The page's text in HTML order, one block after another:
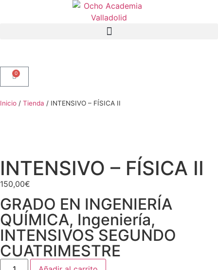
0
Inicio / Tienda / INTENSIVO – FÍSICA II
INTENSIVO – FÍSICA II
150,00€
GRADO EN INGENIERÍA
QUÍMICA, Ingeniería,
INTENSIVOS SEGUNDO
CUATRIMESTRE